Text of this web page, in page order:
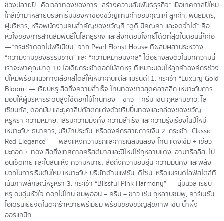
ช่วงปลายปี…คือเวลาทองของการ “สร้างความสัมพันธ์ธุรกิจ” เมื่อเทศกาลปีใหม่
ใกล้เข้ามาหลายบริษัทเริ่มมองหาของขวัญแทนคำขอบคุณแก่ ลูกค้า, พันธมิตร,
ผู้บริหาร, หรือพนักงานคนสำคัญของขวัญที่ “ดูดี มีคุณค่า และจดจำได้” คือ
หัวใจของการสานสัมพันธ์ในโลกธุรกิจ และสิ่งที่ตอบโจทย์ได้ดีที่สุดในตอนนี้ก็คือ
—“กระเช้าดอกไม้พรีเมียม” จาก Pearl Florist House ที่ผสมผสานระหว่าง
“ความงามของธรรมชาติ” และ “ความหมายมงคล” ได้อย่างลงตัวในบทความนี้
เราจะพาคุณมาดู 10 ไอเดียกระเช้าดอกไม้สุดหรู ที่เหมาะมอบให้ลูกค้าองค์กรช่วง
ปีใหม่พร้อมแนวทางเลือกสไตล์ให้เหมาะกับแต่ละแบรนด์! 1. กระเช้า “Luxury Gold
Bloom” — เรียบหรู สื่อถึงความสำเร็จ โทนทองขาวสุดคลาสสิก เหมาะกับการ
มอบให้ผู้บริหารระดับสูงใช้ดอกไม้โทนทอง – ขาว – ครีม เช่น กุหลาบขาว, ไล
เซียนทัส, ดอกมัม และยูคาลิปตัสตกแต่งด้วยริบบิ้นทองและกล่องของขวัญ
หรูหรา ความหมาย: เสริมความมั่งคั่ง ความสำเร็จ และความรุ่งเรืองในปีใหม่
เหมาะกับ: ธนาคาร, บริษัทประกัน, หรือองค์กรสายการเงิน 2. กระเช้า “Classic
Red Elegance” — พลังแห่งความรักและการเฉลิมฉลอง โทน แดงเข้ม + เขียว
มะกอก + ทอง สื่อถึงเทศกาลคริสต์มาสและปีใหม่ใช้กุหลาบแดง, อามาริลลิส, โป
อินเซ็ตเทีย และใบสนแห้ง ความหมาย: สื่อถึงความอบอุ่น ความมั่นคง และพลัง
บวกในการเริ่มต้นใหม่ เหมาะกับ: บริษัทด้านแฟชั่น, ดีไซน์, หรือแบรนด์ไลฟ์สไตล์ที่
เน้นภาพลักษณ์หรูหรา 3. กระเช้า “Blissful Pink Harmony” — นุ่มนวล เรียบ
หรู อบอุ่นหัวใจ ดอกไม้โทน ชมพูอ่อน – ครีม – ขาว เช่น กุหลาบชมพู, คาร์เนชั่น,
ไฮเดรนเยียจัดในตะกร้าหวายพรีเมียม พร้อมของขวัญสุขภาพ เช่น น้ำผึ้ง
ออร์แกนิก